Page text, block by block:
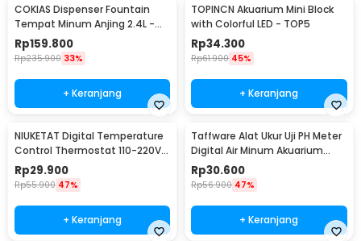
COKIAS Dispenser Fountain
Tempat Minum Anjing 2.4L -
DR008
Rp159.800
Rp235.900 33%
+ Keranjang
TOPINCN Akuarium Mini Block
with Colorful LED - TOP5
Rp34.300
Rp61.900 45%
+ Keranjang
NIUKETAT Digital Temperature
Control Thermostat 110-220V
Sensor - W3230
Rp29.900
Rp55.900 47%
+ Keranjang
Taffware Alat Ukur Uji PH Meter
Digital Air Minum Akuarium
Tester - PH02
Rp30.600
Rp56.900 47%
+ Keranjang